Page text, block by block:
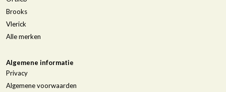
Brooks
Vlerick
Alle merken
Algemene informatie
Privacy
Algemene voorwaarden